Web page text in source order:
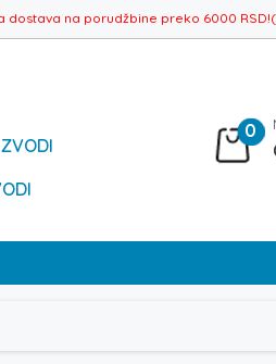
dostava na porudžbine preko 6000
0